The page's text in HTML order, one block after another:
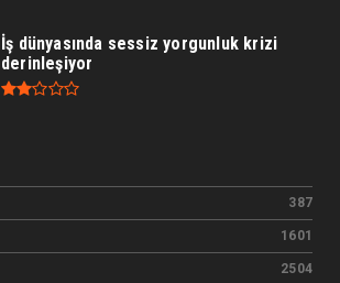
İş dünyasında sessiz yorgunluk krizi
derinleşiyor
387
1601
2504